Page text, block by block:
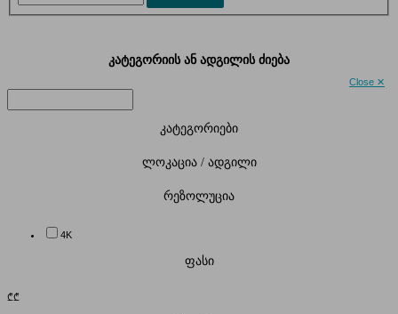
Close ✕
კატეგორიის ან ადგილის ძიება
კატეგორიები
ლოკაცია / ადგილი
რეზოლუცია
4K
ფასი
₾₾